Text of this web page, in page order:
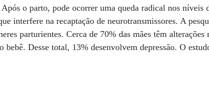
o parto, pode ocorrer uma queda radical nos níveis
interfere na recaptação de neurotransmissores. A
parturientes. Cerca de 70% das mães têm
bebê. Desse total, 13% desenvolvem depressão. O